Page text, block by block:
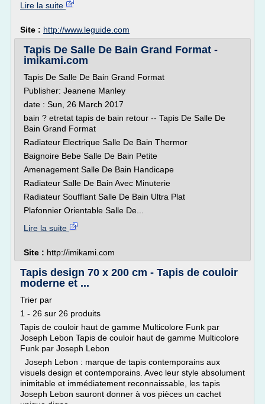
Lire la suite
Site : http://www.leguide.com
Tapis De Salle De Bain Grand Format -
imikami.com
Tapis De Salle De Bain Grand Format
Publisher: Jeanene Manley
date : Sun, 26 March 2017
bain ? etretat tapis de bain retour -- Tapis De Salle De
Bain Grand Format
Radiateur Electrique Salle De Bain Thermor
Baignoire Bebe Salle De Bain Petite
Amenagement Salle De Bain Handicape
Radiateur Salle De Bain Avec Minuterie
Radiateur Soufflant Salle De Bain Ultra Plat
Plafonnier Orientable Salle De...
Lire la suite
Site : http://imikami.com
Tapis design 70 x 200 cm - Tapis de couloir
moderne et ...
Trier par
1 - 26 sur 26 produits
Tapis de couloir haut de gamme Multicolore Funk par
Joseph Lebon Tapis de couloir haut de gamme Multicolore
Funk par Joseph Lebon
Joseph Lebon : marque de tapis contemporains aux
visuels design et contemporains. Avec leur style absolument
inimitable et immédiatement reconnaissable, les tapis
Joseph Lebon sauront donner à vos pièces un cachet